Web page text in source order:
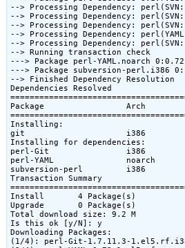
--> Processing Dependency:
--> Processing Dependency:
--> Processing Dependency:
--> Processing Dependency:
--> Processing Dependency:
--> Running transaction check
---> Package perl-YAML.noarch
---> Package subversion-perl.i386
--> Finished Dependency Resolution
Dependencies Resolved
Package                 Arch
Installing:
git                     i386
Installing for dependencies:
perl-Git                i386
perl-YAML               noarch
subversion-perl         i386
Transaction Summary
Install       4 Package(s)
Upgrade       0 Package(s)
Total download size: 9.2 M
Is this ok [y/N]: y
Downloading Packages:
(1/4): perl-Git-1.7.11.3-